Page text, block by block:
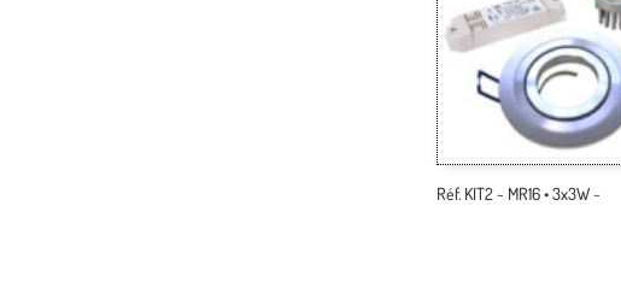
Réf. KIT2 ~ MR16 • 3x3W ~